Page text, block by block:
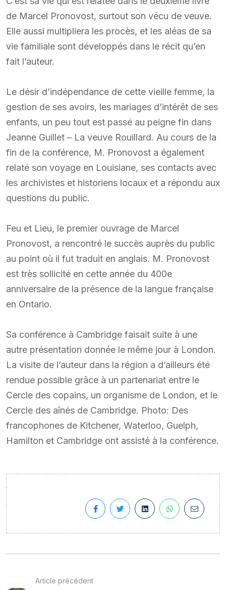
de Marcel Pronovost, surtout son vécu de veuve.
Elle aussi multipliera les procès, et les aléas de sa
vie familiale sont développés dans le récit qu’en
fait l’auteur.
Le désir d’indépendance de cette vieille femme, la
gestion de ses avoirs, les mariages d’intérêt de ses
enfants, un peu tout est passé au peigne fin dans
Jeanne Guillet – La veuve Rouillard. Au cours de la
fin de la conférence, M. Pronovost a également
relaté son voyage en Louisiane, ses contacts avec
les archivistes et historiens locaux et a répondu aux
questions du public.
Feu et Lieu, le premier ouvrage de Marcel
Pronovost, a rencontré le succès auprès du public
au point où il fut traduit en anglais. M. Pronovost
est très sollicité en cette année du 400e
anniversaire de la présence de la langue française
en Ontario.
Sa conférence à Cambridge faisait suite à une
autre présentation donnée le même jour à London.
La visite de l’auteur dans la région a d’ailleurs été
rendue possible grâce à un partenariat entre le
Cercle des copains, un organisme de London, et le
Cercle des aînés de Cambridge. Photo: Des
francophones de Kitchener, Waterloo, Guelph,
Hamilton et Cambridge ont assisté à la conférence.
Article précédent